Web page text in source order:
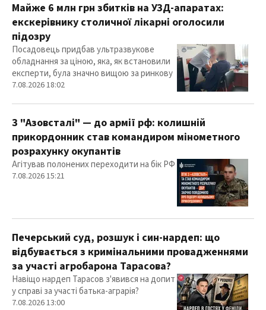
Майже 6 млн грн збитків на УЗД-апаратах:
екскерівнику столичної лікарні оголосили
підозру
Посадовець придбав ультразвукове
обладнання за ціною, яка, як встановили
експерти, була значно вищою за ринкову
7.08.2026 18:02
З "Азовсталі" — до армії рф: колишній
прикордонник став командиром мінометного
розрахунку окупантів
Агітував полонених переходити на бік РФ
7.08.2026 15:21
Печерський суд, розшук і син-нардеп: що
відбувається з кримінальними провадженнями
за участі агробарона Тарасова?
Навіщо нардеп Тарасов з'явився на допит
у справі за участі батька-аграрія?
7.08.2026 13:00